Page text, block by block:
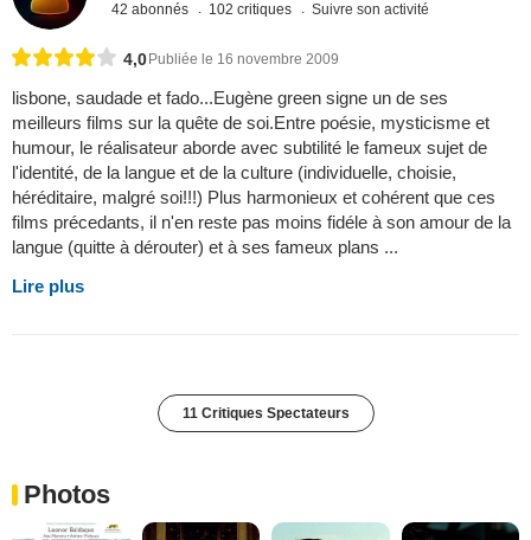
42 abonnés 102 critiques Suivre son activité
4,0Publiée le 16 novembre 2009
lisbone, saudade et fado...Eugène green signe un de ses
meilleurs films sur la quête de soi.Entre poésie, mysticisme et
humour, le réalisateur aborde avec subtilité le fameux sujet de
l'identité, de la langue et de la culture (individuelle, choisie,
héréditaire, malgré soi!!!) Plus harmonieux et cohérent que ces
films précedants, il n'en reste pas moins fidéle à son amour de la
langue (quitte à dérouter) et à ses fameux plans ...
Lire plus
11 Critiques Spectateurs
Photos